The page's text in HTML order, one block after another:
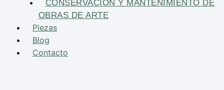
CONSERVACIÓN Y MANTENIMIENTO DE
OBRAS DE ARTE
Piezas
Blog
Contacto